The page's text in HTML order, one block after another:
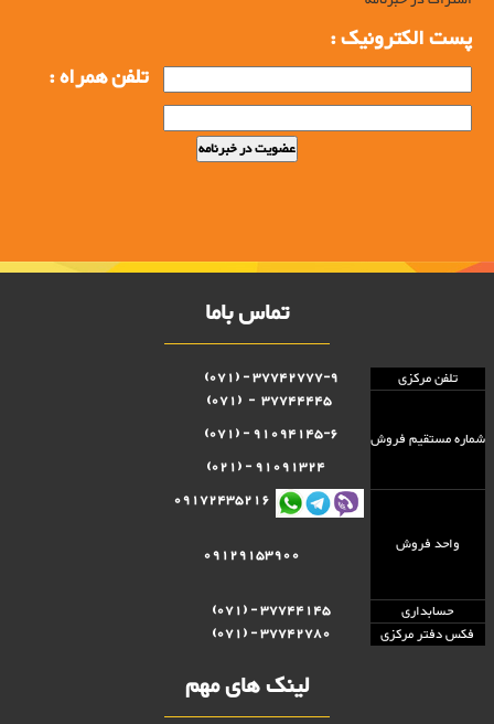
پست الکترونیک :
تلفن همراه :
تماس باما
تلفن مرکزی 37742777-9 - (071)
شماره مستقيم فروش
91094145-6 - (071)
واحد فروش
09172435216
حسابداری
37744145 - (071)
فکس دفتر مرکزی
37742780 - (071)
لینک های مهم